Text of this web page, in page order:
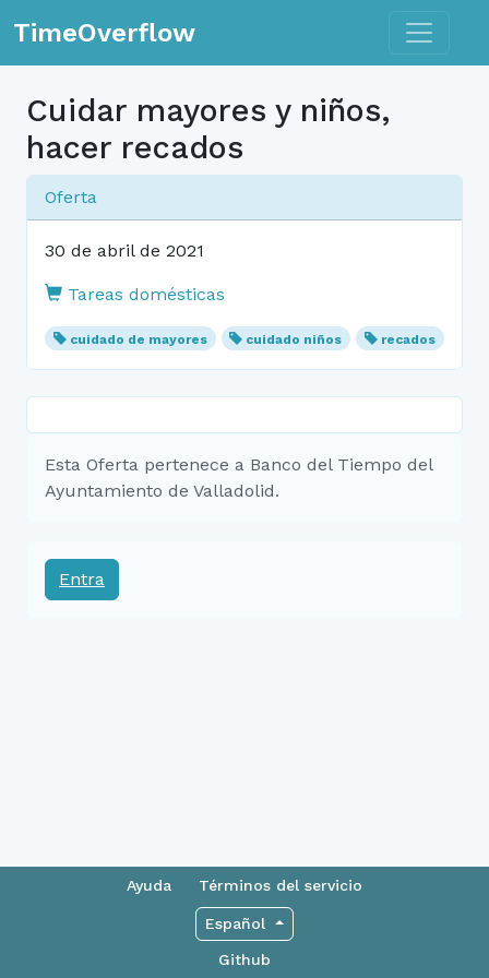
TimeOverflow Toggle
Cuidar mayores y niños,
hacer recados
Oferta
30 de abril de 2021
Tareas domésticas
cuidado de mayores cuidado niños recados
Esta Oferta pertenece a Banco del Tiempo del
Ayuntamiento de Valladolid.
Entra
Ayuda Términos del servicio
Español
Github